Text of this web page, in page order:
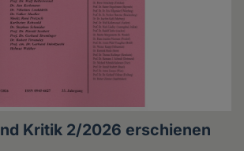
Kritik 2/2026 erschienen